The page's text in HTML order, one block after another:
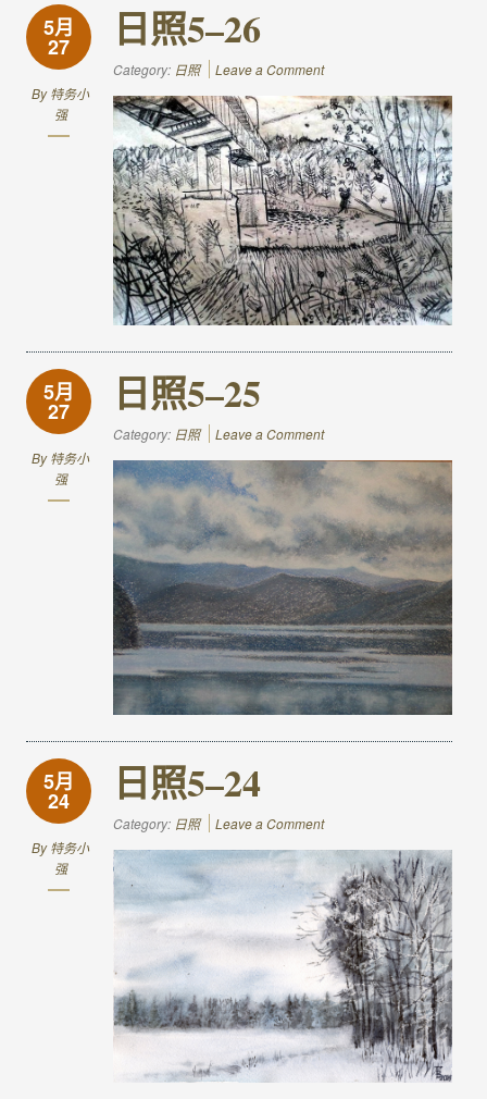
5月
27
By特务小
强
日照5–26
Category: 日照 Leave a Comment
5月
27
By特务小
强
日照5–25
Category: 日照 Leave a Comment
5月
24
By特务小
强
日照5–24
Category: 日照 Leave a Comment